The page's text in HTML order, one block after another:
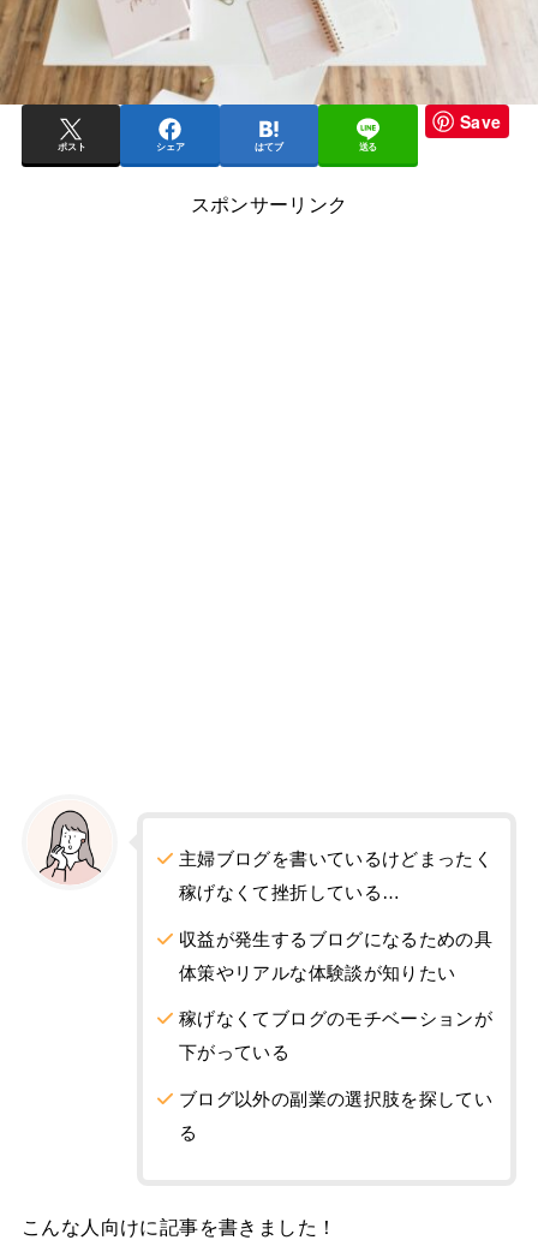
ポスト シェア はてブ 送る
Save
スポンサーリンク
主婦ブログを書いているけどまったく
稼げなくて挫折している…
収益が発生するブログになるための具
体策やリアルな体験談が知りたい
稼げなくてブログのモチベーションが
下がっている
ブログ以外の副業の選択肢を探してい
る
こんな人向けに記事を書きました！